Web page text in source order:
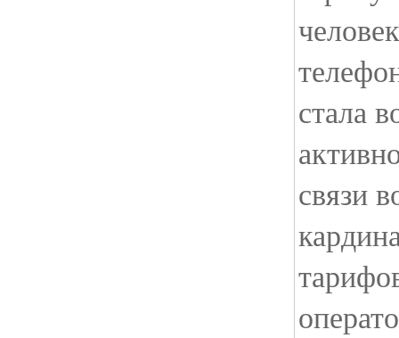
стала
связи